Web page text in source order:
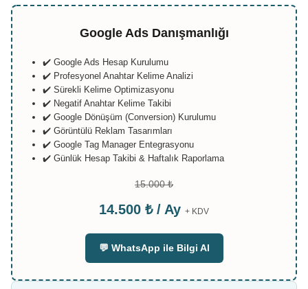
Google Ads Danışmanlığı
✔️ Google Ads Hesap Kurulumu
✔️ Profesyonel Anahtar Kelime Analizi
✔️ Sürekli Kelime Optimizasyonu
✔️ Negatif Anahtar Kelime Takibi
✔️ Google Dönüşüm (Conversion) Kurulumu
✔️ Görüntülü Reklam Tasarımları
✔️ Google Tag Manager Entegrasyonu
✔️ Günlük Hesap Takibi & Haftalık Raporlama
15.000 ₺
14.500 ₺ / Ay + KDV
💬 WhatsApp ile Bilgi Al